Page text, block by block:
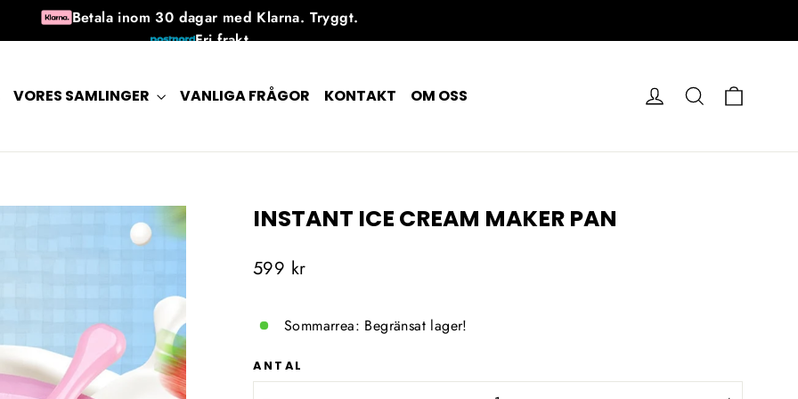
Betala inom 30 dagar med Klarna. Tryggt.
Fri frakt
Tillgänglig 7 dagar i veckan
VORES SAMLINGER VANLIGA FRÅGOR KONTAKT OM OSS LOGGA IN
SÖK PÅ
INSTANT ICE CREAM MAKER PAN
Ordinarie
599 kr
Sommarrea: Begränsat lager!
ANTAL